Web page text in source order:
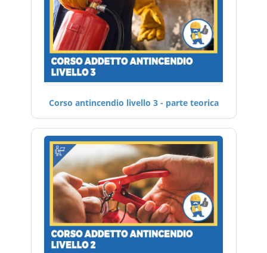
Corso antincendio livello 3 - parte teorica